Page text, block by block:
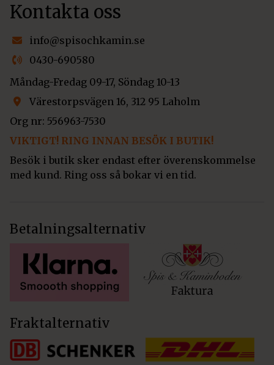
Kontakta oss
info@spisochkamin.se
0430-690580
Måndag-Fredag 09-17, Söndag 10-13
Värestorpsvägen 16, 312 95 Laholm
Org nr: 556963-7530
VIKTIGT! RING INNAN BESÖK I BUTIK!
Besök i butik sker endast efter överenskommelse
med kund. Ring oss så bokar vi en tid.
Betalningsalternativ
Fraktalternativ